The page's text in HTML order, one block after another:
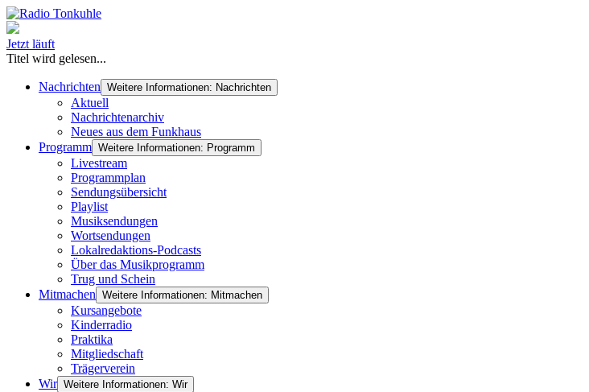
Jetzt läuft
Titel wird gelesen...
Nachrichten Weitere Informationen: Nachrichten
Aktuell
Nachrichtenarchiv
Neues aus dem Funkhaus
Programm Weitere Informationen: Programm
Livestream
Programmplan
Sendungsübersicht
Playlist
Musiksendungen
Wortsendungen
Lokalredaktions-Podcasts
Über das Musikprogramm
Trug und Schein
Mitmachen Weitere Informationen: Mitmachen
Kursangebote
Kinderradio
Praktika
Mitgliedschaft
Trägerverein
Wir Weitere Informationen: Wir